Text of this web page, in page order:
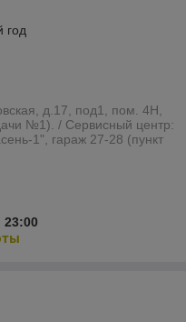
год
д.17, под1, пом. 4Н,
№1). / Сервисный центр:
1", гараж 27-28 (пункт
23:00